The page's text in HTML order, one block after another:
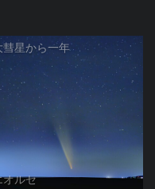
彗星から一年
オルセ